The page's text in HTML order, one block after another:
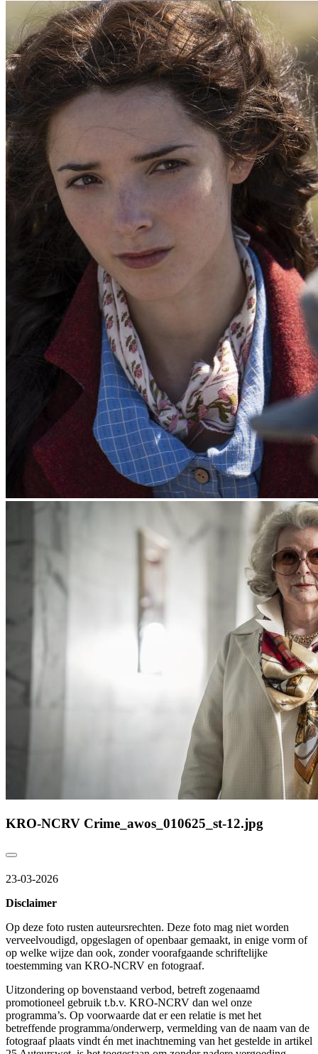
KRO-NCRV Crime_awos_010625_st-12.jpg
23-03-2026
Disclaimer
Op deze foto rusten auteursrechten. Deze foto mag niet worden
verveelvoudigd, opgeslagen of openbaar gemaakt, in enige vorm of
op welke wijze dan ook, zonder voorafgaande schriftelijke
toestemming van KRO-NCRV en fotograaf.
Uitzondering op bovenstaand verbod, betreft zogenaamd
promotioneel gebruik t.b.v. KRO-NCRV dan wel onze
programma’s. Op voorwaarde dat er een relatie is met het
betreffende programma/onderwerp, vermelding van de naam van de
fotograaf plaats vindt én met inachtneming van het gestelde in artikel